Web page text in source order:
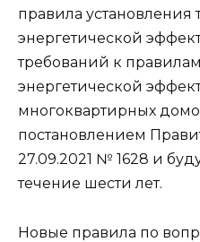
правила установления
энергетической
требований к
энергетической
многоквартирных
постановлением
27.09.2021 № 1628 и
течение шести лет.
Новые правила по